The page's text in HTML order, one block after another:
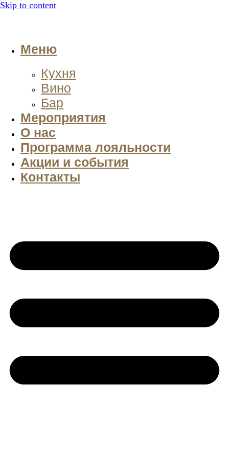
Skip to content
Меню
Кухня
Вино
Бар
Мероприятия
О нас
Программа лояльности
Акции и события
Контакты